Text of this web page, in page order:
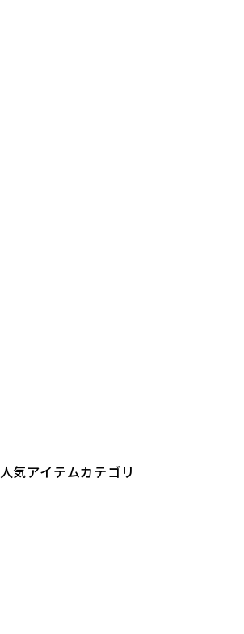
人気アイテムカテゴリ